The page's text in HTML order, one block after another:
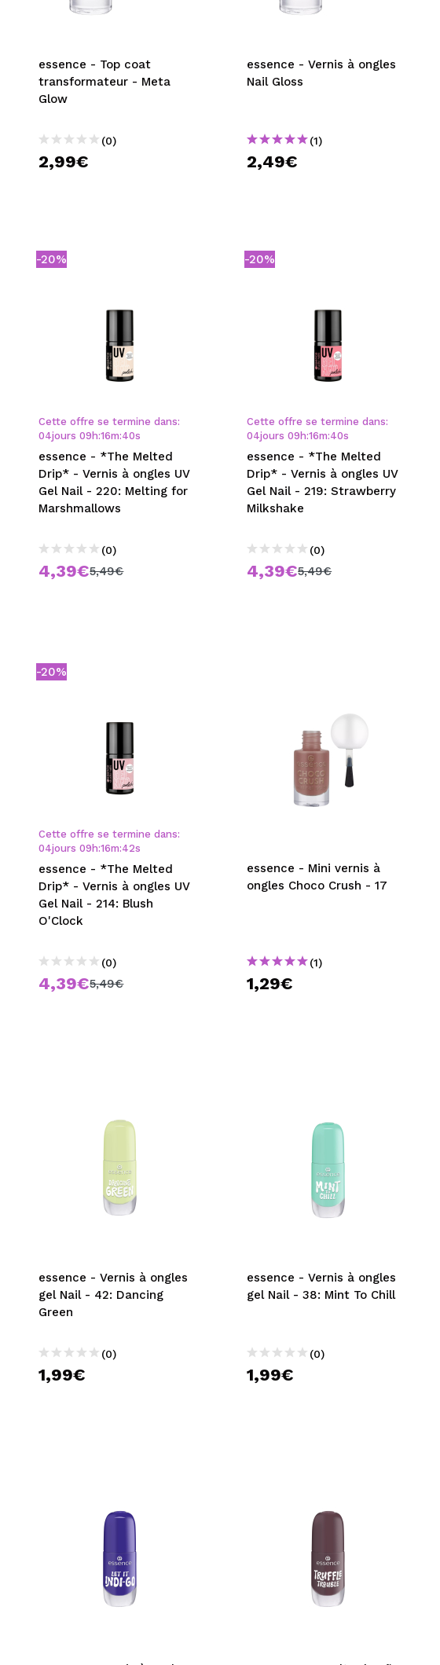
essence - Top coat
transformateur - Meta
Glow
(0)
2,99€
essence - Vernis à ongles
Nail Gloss
(1)
2,49€
-20%
Cette offre se termine dans:
04jours 09 h:16m:39s
essence - *The Melted
Drip* - Vernis à ongles UV
Gel Nail - 220: Melting for
Marshmallows
(0)
4,39€5,49€
-20%
Cette offre se termine dans:
04jours 09 h:16m:39s
essence - *The Melted
Drip* - Vernis à ongles UV
Gel Nail - 219: Strawberry
Milkshake
(0)
4,39€5,49€
-20%
Cette offre se termine dans:
04jours 09 h:16m:42s
essence - *The Melted
Drip* - Vernis à ongles UV
Gel Nail - 214: Blush
O'Clock
(0)
4,39€5,49€
essence - Mini vernis à
ongles Choco Crush - 17
(1)
1,29€
essence - Vernis à ongles
gel Nail - 42: Dancing
Green
(0)
1,99€
essence - Vernis à ongles
gel Nail - 38: Mint To Chill
(0)
1,99€